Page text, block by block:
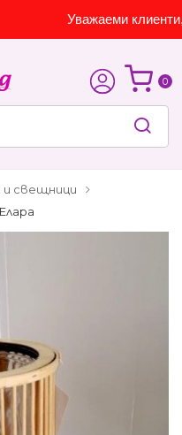
Уважаеми клиенти,
0
свещници